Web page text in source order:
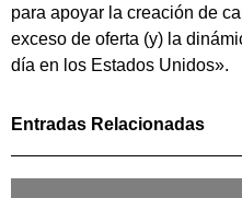
para apoyar la creación de
exceso de oferta (y) la
día en los Estados Unidos».
Entradas Relacionadas